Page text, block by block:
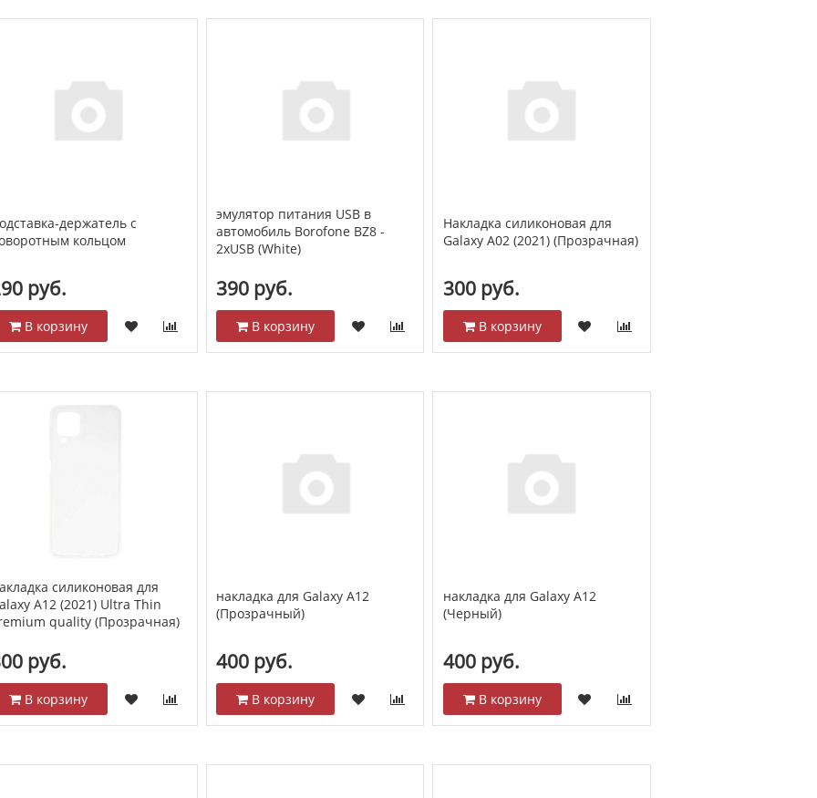
держатель с
кольцом
руб.
В корзину
эмулятор питания USB в
автомобиль Borofone BZ8 -
2xUSB (White)
390 руб.
В корзину
Накладка силиконовая для
Galaxy A02 (2021) (Прозрачная)
300 руб.
В корзину
силиконовая для
A12 (2021) Ultra Thin
quality (Прозрачная)
руб.
В корзину
накладка для Galaxy A12
(Прозрачный)
400 руб.
В корзину
накладка для Galaxy A12
(Черный)
400 руб.
В корзину